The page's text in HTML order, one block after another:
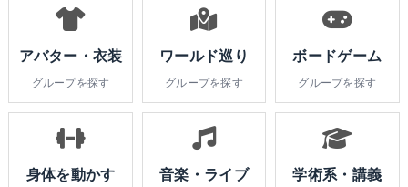
アバター・衣装
グループを探す
ワールド巡り
グループを探す
ボードゲーム
グループを探す
身体を動かす 音楽・ライブ 学術系・講義